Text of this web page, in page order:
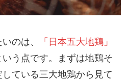
のは、
「日本五大地鶏」
いう点です。まずは地鶏そ
ている三大地鶏から見て